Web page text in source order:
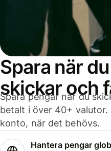
Spara när
skickar och
Spara pengar när du
betalt i över 40+
konto, när det behövs.
Hantera pengar